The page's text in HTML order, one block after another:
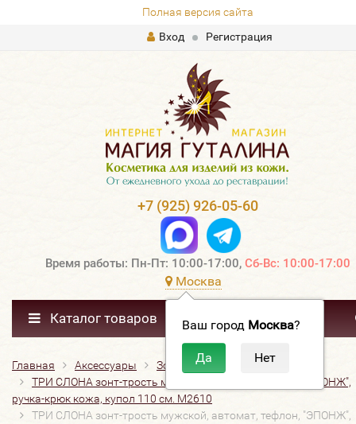
Полная версия сайта
Вход
Регистрация
+7 (925) 926-05-60
Время работы: Пн-Пт: 10:00-17:00, Сб-Вс: 10:00-17:00
Москва
Ваш город Москва?
Каталог товаров
Главная Аксессуары
Зонты
ТРИ СЛОНА зонт-трость мужской, автомат, тефлон, "ЭПОНЖ",
ручка-крюк кожа, купол 110 см. M2610
ТРИ СЛОНА зонт-трость мужской, автомат, тефлон, "ЭПОНЖ",